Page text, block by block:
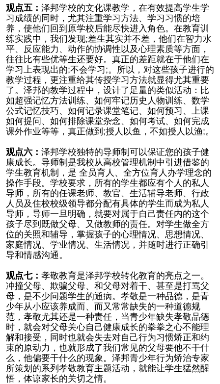
观点五： 泽邦学校的文化课教学，在有效提高学生学
习成绩的同时，尤其注重学习方法、学习习惯的培
养，使他们回到原学校后能尽快进入角色。在教育训
练实践中，我们发现;差生其实并不差，他们在智力水
平、反应能力、动作的协调性以及心理素质等方面，
往往比有些优等生还要好。真正的差距就在于他们在
学习上表现出的;不会学习;。所以，对这些孩子进行的
教学过程，更注重给其传授学习方法就显得尤其重要
了。泽邦的教学过程中，设计了足量的类似活动：比
如超强记忆方法训练、如何牢记历史人物训练、数学
公式记忆技巧、如何记录课堂笔记、如何预习、上课
如何提问、如何排除课堂杂念、如何考试、如何完成
课外作业等等，真正做到;授人以鱼，不如授人以渔;。
观点六： 泽邦学校独特的导师制可以保证您的孩子健
康成长。导师制是我校从高校管理机制中引进借鉴的
学生教育机制，是 全员育人、全方位育人办学理念的
操作手段。学校要求，所有的学生都应有个人的私人
导师，所有的任课老师、教官、生活辅导老师、行政
人员及住校校级领导都分配有具体的学生而成为私人
导师，导师一旦明确，就要对属于自己责任内的这个
孩子尽到既做父母、又做教师的责任。对学生做全方
位的关照和辅导，掌握孩子的心理情况、思想情况、
家庭情况、学业情况、生活情况，并随时进行正确引
导和情感沟通。
观点七： 孝敬教育是泽邦学校转化教育的亮点之一。
冲撞父母、欺骗父母、和父母对着干、甚至是打骂父
母，是不少问题学生的通病。孝敬是一种品德，是青
少年从小应该养成而、而又常常缺失的一种道德规
范，孝敬尤其还是一种责任，当青少年缺失孝敬品德
时，就会对父母关心自己健康成长的拳拳之心不能理
解和接受，同时也就会失去对自己行为习惯矫正和约
束的原动力，也就形成了我们常见的父母要他不干什
么，他偏要干什么的现象。泽邦青少年行为矫治专家
所策划的系列孝敬教育主题活动，就能让学生猛然醒
悟，体谅家长的关切之情。